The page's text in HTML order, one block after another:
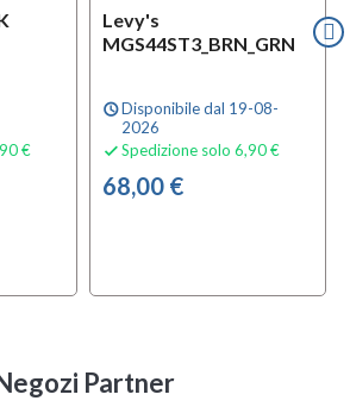
€
Levy's
MGS44ST3_BRN_GRN
scheduleDisponibile dal 19-08-
2026
 Spedizione solo 6,90 €
68,00 €
Partner